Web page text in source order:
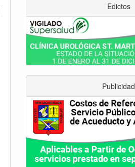
Edictos
Publicidad